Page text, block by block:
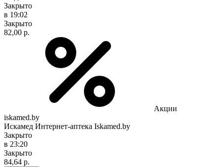
Закрыто
в 19:02
Закрыто
82,00 р.
Акции
iskamed.by
Искамед Интернет-аптека Iskamed.by
Закрыто
в 23:20
Закрыто
84,64 р.